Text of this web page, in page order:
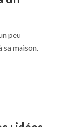
peu
sa maison.